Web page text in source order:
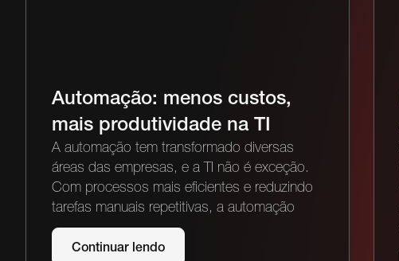
Automação: menos custos,
mais produtividade na TI
A automação tem transformado diversas
áreas das empresas, e a TI não é exceção.
Com processos mais eficientes e reduzindo
tarefas manuais repetitivas, a automação
Continuar lendo